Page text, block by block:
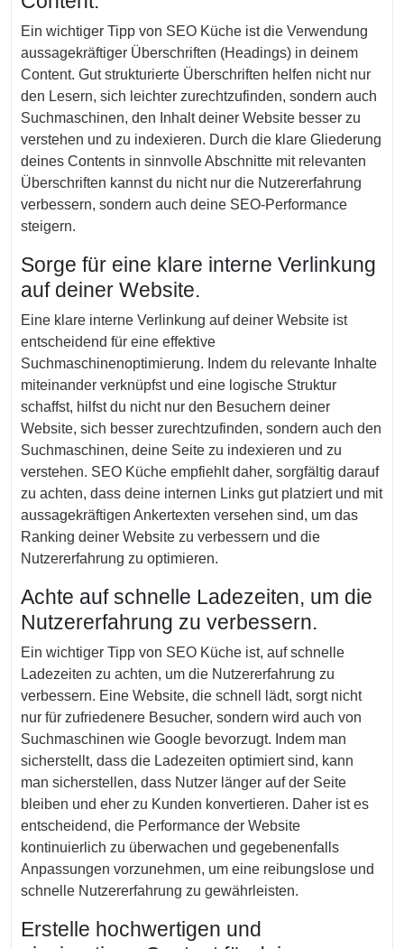
Ein wichtiger Tipp von SEO Küche ist die Verwendung
aussagekräftiger Überschriften (Headings) in deinem
Content. Gut strukturierte Überschriften helfen nicht nur
den Lesern, sich leichter zurechtzufinden, sondern auch
Suchmaschinen, den Inhalt deiner Website besser zu
verstehen und zu indexieren. Durch die klare Gliederung
deines Contents in sinnvolle Abschnitte mit relevanten
Überschriften kannst du nicht nur die Nutzererfahrung
verbessern, sondern auch deine SEO-Performance
steigern.
Sorge für eine klare interne Verlinkung
auf deiner Website.
Eine klare interne Verlinkung auf deiner Website ist
entscheidend für eine effektive
Suchmaschinenoptimierung. Indem du relevante Inhalte
miteinander verknüpfst und eine logische Struktur
schaffst, hilfst du nicht nur den Besuchern deiner
Website, sich besser zurechtzufinden, sondern auch den
Suchmaschinen, deine Seite zu indexieren und zu
verstehen. SEO Küche empfiehlt daher, sorgfältig darauf
zu achten, dass deine internen Links gut platziert und mit
aussagekräftigen Ankertexten versehen sind, um das
Ranking deiner Website zu verbessern und die
Nutzererfahrung zu optimieren.
Achte auf schnelle Ladezeiten, um die
Nutzererfahrung zu verbessern.
Ein wichtiger Tipp von SEO Küche ist, auf schnelle
Ladezeiten zu achten, um die Nutzererfahrung zu
verbessern. Eine Website, die schnell lädt, sorgt nicht
nur für zufriedenere Besucher, sondern wird auch von
Suchmaschinen wie Google bevorzugt. Indem man
sicherstellt, dass die Ladezeiten optimiert sind, kann
man sicherstellen, dass Nutzer länger auf der Seite
bleiben und eher zu Kunden konvertieren. Daher ist es
entscheidend, die Performance der Website
kontinuierlich zu überwachen und gegebenenfalls
Anpassungen vorzunehmen, um eine reibungslose und
schnelle Nutzererfahrung zu gewährleisten.
Erstelle hochwertigen und